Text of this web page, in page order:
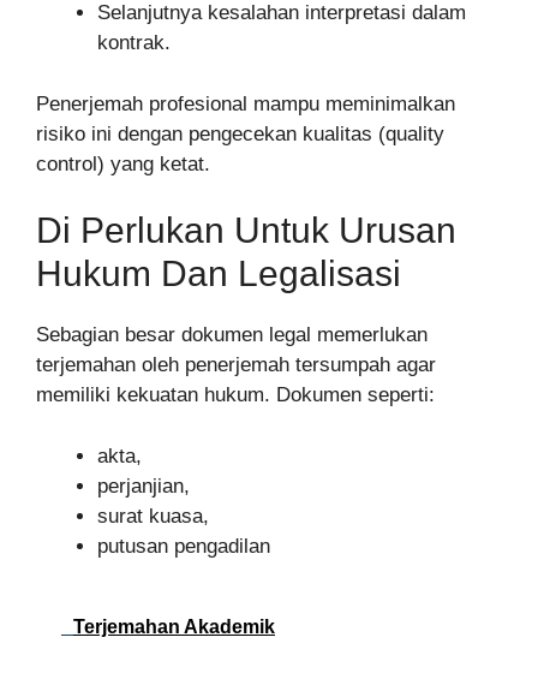
Selanjutnya kesalahan interpretasi dalam
kontrak.
Penerjemah profesional mampu meminimalkan
risiko ini dengan pengecekan kualitas (quality
control) yang ketat.
Di Perlukan Untuk Urusan
Hukum Dan Legalisasi
Sebagian besar dokumen legal memerlukan
terjemahan oleh penerjemah tersumpah agar
memiliki kekuatan hukum. Dokumen seperti:
akta,
perjanjian,
surat kuasa,
putusan pengadilan
Terjemahan Akademik